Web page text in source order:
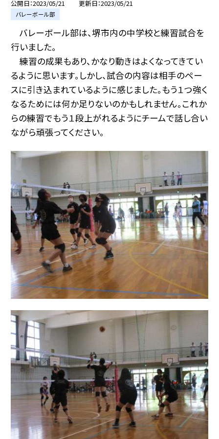
公開日 2023/05/21 更新日 2023/05/21
バレーボール部
バレーボール部は、堺市内の中学校と練習試合を
行いました。
練習の成果もあり、かなり動きはよくなってきてい
るように思います。しかし、試合の内容は相手のペー
スに引き込まれているように感じました。もう１つ強く
なるためには何か足りないのかもしれません。これか
らの練習でもう１段上がれるようにチームで話し合い
ながら頑張ってください。